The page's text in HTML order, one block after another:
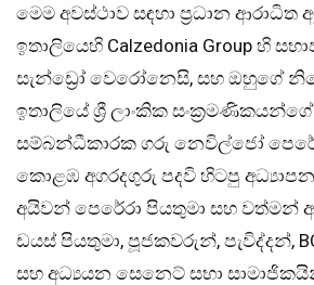
මෙම අවස්ථාව සඳහා ප්‍රධාන ආරාධිත
ඉතාලියෙහි Calzedonia Group හි
සැන්ඩ්‍රෝ වෙරෝනෙසි, සහ ඔහුගේ
ඉතාලියේ ශ්‍රී ලාංකික
සම්බන්ධීකාරක ගරු නෙවිල්ජෝ
කොළඹ අගරදගුරු පදවි හිටපු
අයිවන් පෙරේරා පියතුමා සහ වත්මන්
ඩයස් පියතුමා, පූජකවරුන්, පැවිද්දන්,
සහ අධ්‍යයන සෙනෙට් සභා